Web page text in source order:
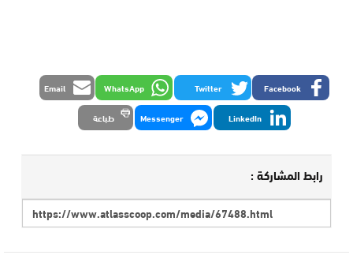
Facebook
Twitter
WhatsApp
Email
LinkedIn
Messenger طباعة
رابط المشاركة :